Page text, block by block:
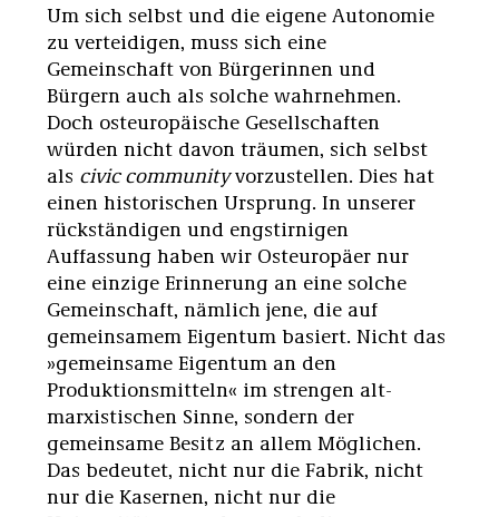
Um sich selbst und die eigene Autonomie
zu verteidigen, muss sich eine
Gemeinschaft von Bürgerinnen und
Bürgern auch als solche wahrnehmen.
Doch osteuropäische Gesellschaften
würden nicht davon träumen, sich selbst
als civic communityvorzustellen. Dies hat
einen historischen Ursprung. In unserer
rückständigen und engstirnigen
Auffassung haben wir Osteuropäer nur
eine einzige Erinnerung an eine solche
Gemeinschaft, nämlich jene, die auf
gemeinsamem Eigentum basiert. Nicht das
»gemeinsame Eigentum an den
Produktionsmitteln« im strengen alt-
marxistischen Sinne, sondern der
gemeinsame Besitz an allem Möglichen.
Das bedeutet, nicht nur die Fabrik, nicht
nur die Kasernen, nicht nur die